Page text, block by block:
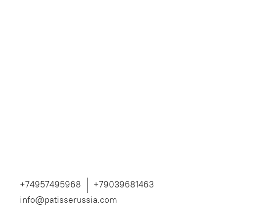
+74957495968
+79039681463
info@patisserussia.com